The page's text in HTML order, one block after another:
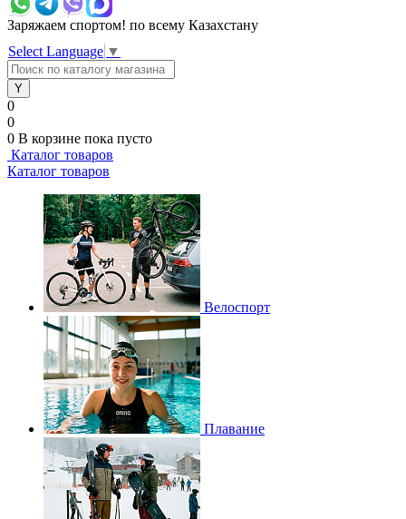
Заряжаем спортом! по всему Казахстану
Select Language ▼
0
0
0 В корзине пока пусто
Каталог товаров
Каталог товаров
Велоспорт
Плавание